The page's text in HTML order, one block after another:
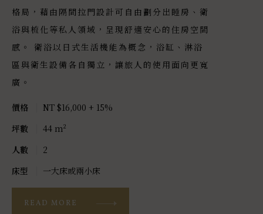
格局，藉由隔間拉門設計可自由劃分出睡房、衛
浴與梳化等私人領域，呈現舒適安心的住房空間
感。 衛浴以日式生活機能為概念，浴缸、淋浴
區與衛生設備各自獨立，讓旅人的使用面向更寬
廣。
價格 NT $16,000 + 15%
坪數 44 m²
人數 2
床型 一大床或兩小床
READ MORE